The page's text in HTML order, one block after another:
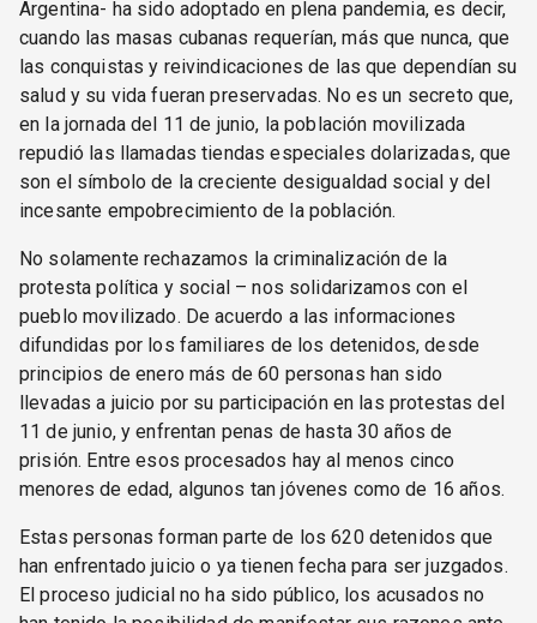
Argentina- ha sido adoptado en plena pandemia, es decir,
cuando las masas cubanas requerían, más que nunca, que
las conquistas y reivindicaciones de las que dependían su
salud y su vida fueran preservadas. No es un secreto que,
en la jornada del 11 de junio, la población movilizada
repudió las llamadas tiendas especiales dolarizadas, que
son el símbolo de la creciente desigualdad social y del
incesante empobrecimiento de la población.
No solamente rechazamos la criminalización de la
protesta política y social – nos solidarizamos con el
pueblo movilizado. De acuerdo a las informaciones
difundidas por los familiares de los detenidos, desde
principios de enero más de 60 personas han sido
llevadas a juicio por su participación en las protestas del
11 de junio, y enfrentan penas de hasta 30 años de
prisión. Entre esos procesados hay al menos cinco
menores de edad, algunos tan jóvenes como de 16 años.
Estas personas forman parte de los 620 detenidos que
han enfrentado juicio o ya tienen fecha para ser juzgados.
El proceso judicial no ha sido público, los acusados no